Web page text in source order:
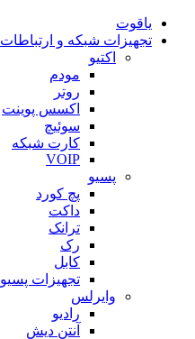
یاقوت
تجهیزات شبکه و ارتباطات
اکتیو
مودم
روتر
اکسس پوینت
سوئیچ
کارت شبکه
VOIP
پسیو
پچ کورد
داکت
ترانک
رک
کابل
تجهیزات پسیو
وایرلس
رادیو
آنتن دیش